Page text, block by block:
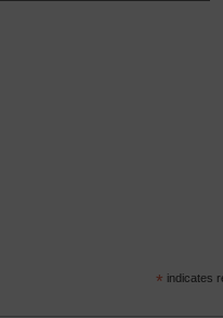
* indicates